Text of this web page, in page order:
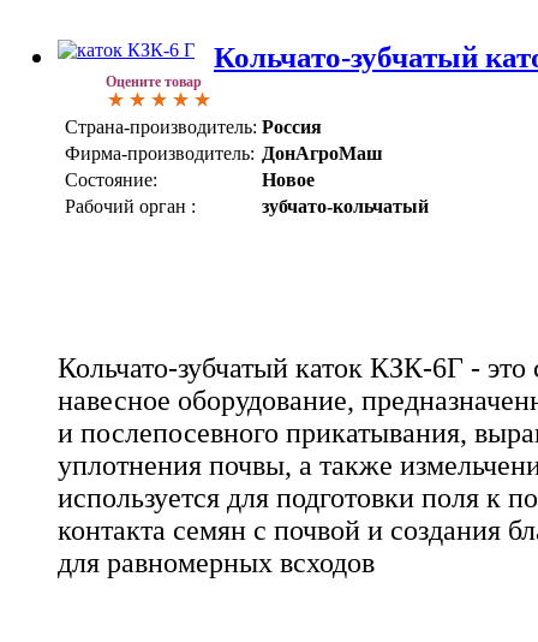
Оцените товар
Кольчато-зубчатый
Страна-производитель: Россия
Фирма-производитель: ДонАгроМаш
Состояние:
Новое
Рабочий орган :
зубчато-кольчатый
Кольчато-зубчатый каток КЗК-6Г - это
навесное оборудование,
и послепосевного прикатывания,
уплотнения почвы, а также
используется для подготовки поля к
контакта семян с почвой и создания
для равномерных всходов